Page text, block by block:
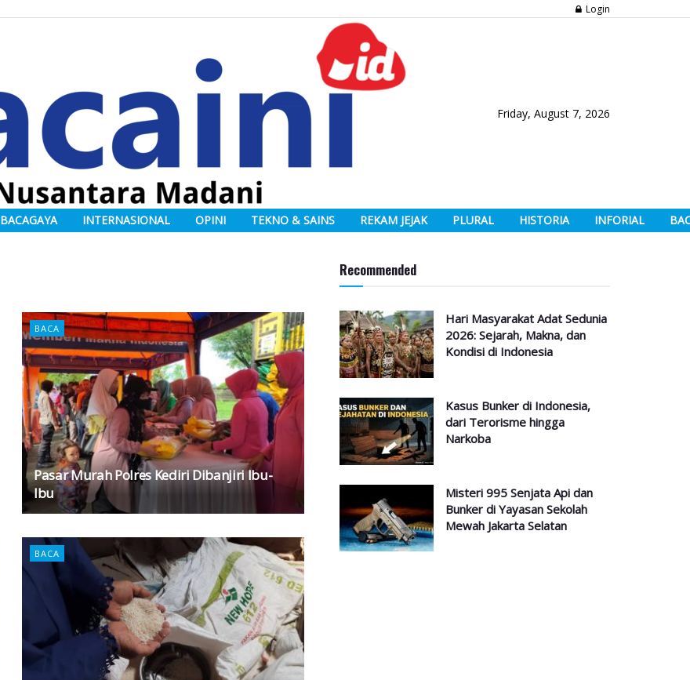
Login
Friday, August 7, 2026
BACAGAYA INTERNASIONAL OPINI TEKNO & SAINS REKAM JEJAK PLURAL HISTORIA INFORIAL
BACA
Pasar Murah Polres Kediri Dibanjiri Ibu-
Ibu
BACA
Recommended
Hari Masyarakat Adat Sedunia
2026: Sejarah, Makna, dan
Kondisi di Indonesia
Kasus Bunker di Indonesia,
dari Terorisme hingga
Narkoba
Misteri 995 Senjata Api dan
Bunker di Yayasan Sekolah
Mewah Jakarta Selatan